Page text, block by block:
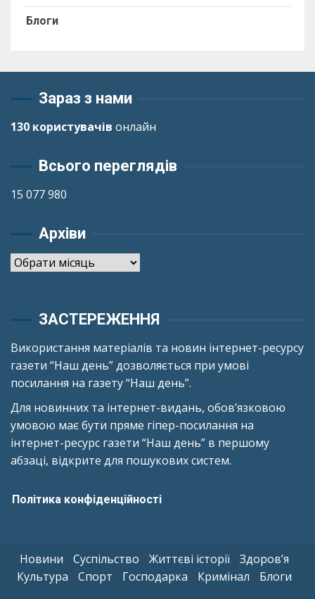
Блоги
Зараз з нами
130 користувачів онлайн
Всього переглядів
15 077 980
Архіви
Архіви
ЗАСТЕРЕЖЕННЯ
Використання матеріалів та новин інтернет-ресурсу
газети “Наш день” дозволяється при умові
посилання на газету “Наш день”.
Для новинних та інтернет-видань, обов’язковою
умовою має бути пряме гіпер-посилання на
інтернет-ресурс газети “Наш день” в першому
абзаці, відкрите для пошукових систем.
Політика конфіденційності
Новини Суспільство Життєві історії
Здоров’я
Культура
Спорт Господарка Кримінал Блоги